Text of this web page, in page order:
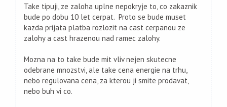
Take tipuji, ze zaloha uplne nepokryje to, co zakaznik
bude po dobu 10 let cerpat. Proto se bude muset
kazda prijata platba rozlozit na cast cerpanou ze
zalohy a cast hrazenou nad ramec zalohy.
Mozna na to take bude mit vliv nejen skutecne
odebrane mnozstvi, ale take cena energie na trhu,
nebo regulovana cena, za kterou ji smite prodavat,
nebo buh vi co.